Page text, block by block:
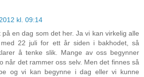
kl. 09:14
en dag som det her. Ja vi kan virkelig alle
22 juli for ett år siden i bakhodet, så
å tenke slik. Mange av oss begynner
når det rammer oss selv. Men det finnes så
og vi kan begynne i dag eller vi kunne